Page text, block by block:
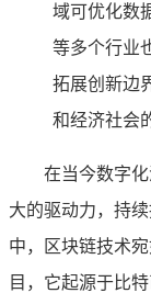
域可优化数
等多个行业
拓展创新边
和经济社会
在当今数字
大的驱动力，持
中，区块链技术
目，它起源于比